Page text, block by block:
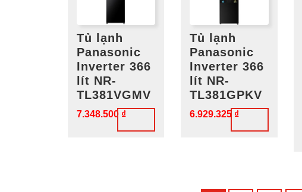
Tủ lạnh
Panasonic
Inverter 366
lít NR-
TL381VGMV
7.348.500 ₫
Tủ lạnh
Panasonic
Inverter 366
lít NR-
TL381GPKV
6.929.325 ₫